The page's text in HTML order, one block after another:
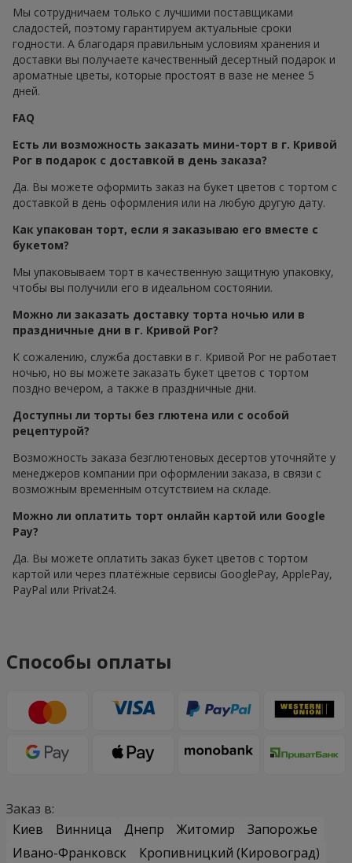
Мы сотрудничаем только с лучшими поставщиками
сладостей, поэтому гарантируем актуальные сроки
годности. А благодаря правильным условиям хранения и
доставки вы получаете качественный десертный подарок и
ароматные цветы, которые простоят в вазе не менее 5
дней.
FAQ
Есть ли возможность заказать мини-торт в г. Кривой
Рог в подарок с доставкой в день заказа?
Да. Вы можете оформить заказ на букет цветов с тортом с
доставкой в день оформления или на любую другую дату.
Как упакован торт, если я заказываю его вместе с
букетом?
Мы упаковываем торт в качественную защитную упаковку,
чтобы вы получили его в идеальном состоянии.
Можно ли заказать доставку торта ночью или в
праздничные дни в г. Кривой Рог?
К сожалению, служба доставки в г. Кривой Рог не работает
ночью, но вы можете заказать букет цветов с тортом
поздно вечером, а также в праздничные дни.
Доступны ли торты без глютена или с особой
рецептурой?
Возможность заказа безглютеновых десертов уточняйте у
менеджеров компании при оформлении заказа, в связи с
возможным временным отсутствием на складе.
Можно ли оплатить торт онлайн картой или Google
Pay?
Да. Вы можете оплатить заказ букет цветов с тортом
картой или через платёжные сервисы GooglePay, ApplePay,
PayPal или Privat24.
Способы оплаты
Заказ в:
Киев
Винница Днепр Житомир
Запорожье
Ивано-Франковск
Кропивницкий (Кировоград)